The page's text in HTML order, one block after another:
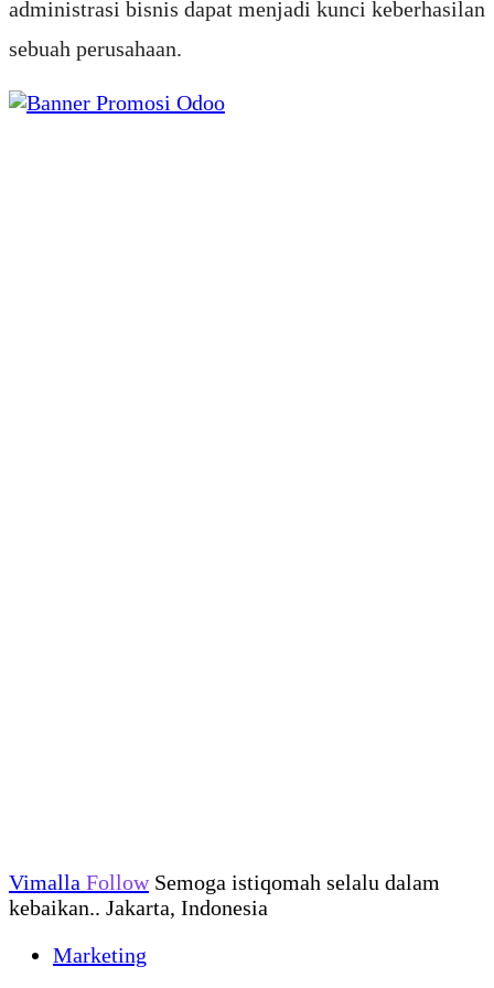
administrasi bisnis dapat menjadi kunci keberhasilan
sebuah perusahaan.
Vimalla Follow Semoga istiqomah selalu dalam
kebaikan.. Jakarta, Indonesia
Marketing